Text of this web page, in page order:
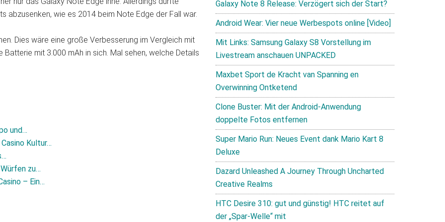
abzusenken, wie es 2014 beim Note Edge der Fall war.
Dies wäre eine große Verbesserung im Vergleich mit
mit 3.000 mAh in sich. Mal sehen, welche Details
und…
Kultur…
zu…
– Ein…
Galaxy Note 8 Release: Verzögert sich der Start?
Android Wear: Vier neue Werbespots online [Video]
Mit Links: Samsung Galaxy S8 Vorstellung im
Livestream anschauen UNPACKED
Maxbet Sport de Kracht van Spanning en
Overwinning Ontketend
Clone Buster: Mit der Android-Anwendung
doppelte Fotos entfernen
Super Mario Run: Neues Event dank Mario Kart 8
Deluxe
Dazard Unleashed A Journey Through Uncharted
Creative Realms
HTC Desire 310: gut und günstig! HTC reitet auf
der „Spar-Welle“ mit